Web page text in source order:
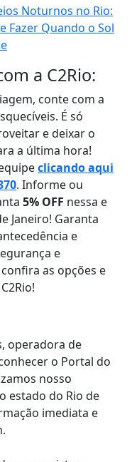
Noturnos no Rio:
Fazer Quando o Sol
a C2Rio:
conte com a
É só
e deixar o
a última hora!
clicando aqui
. Informe ou
5% OFF nessa e
Janeiro! Garanta
e
e
confira as opções e
operadora de
o Portal do
nosso
estado do Rio de
imediata e